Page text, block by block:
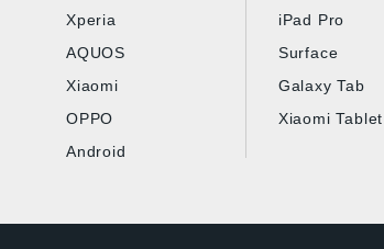
Xperia
AQUOS
Xiaomi
OPPO
Android
iPad Pro
Surface
Galaxy Tab
Xiaomi Tablet